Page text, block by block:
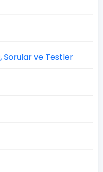
Sorular ve Testler